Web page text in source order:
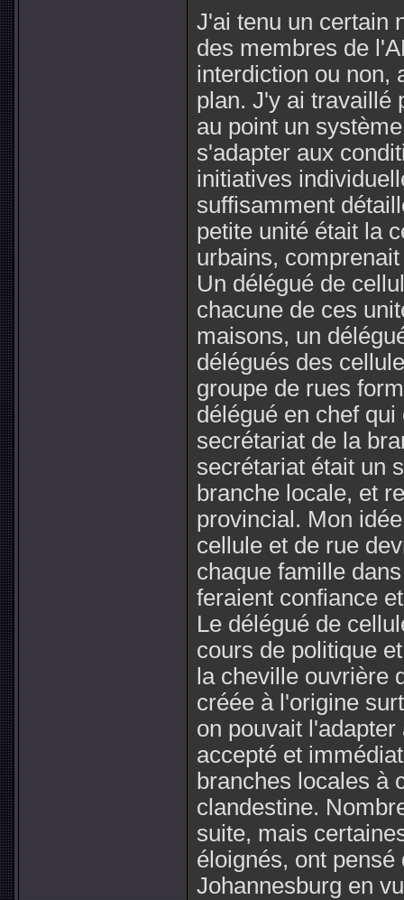
J'ai tenu un certain
des membres de
interdiction ou non,
plan. J'y ai travaillé
au point un
s'adapter aux
initiatives
suffisamment
petite unité était la
urbains,
Un délégué de
chacune de ces
maisons, un
délégués des
groupe de rues
délégué en chef
secrétariat de la
secrétariat était un
branche locale, et
provincial. Mon
cellule et de rue
chaque famille
feraient confiance
Le délégué de
cours de politique
la cheville ouvrière
créée à l'origine
on pouvait
accepté et
branches locales à
clandestine.
suite, mais
éloignés, ont
Johannesburg en